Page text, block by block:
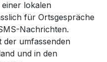
lokalen
für Ortsgespräche
Nachrichten.
der umfassenden
und in den